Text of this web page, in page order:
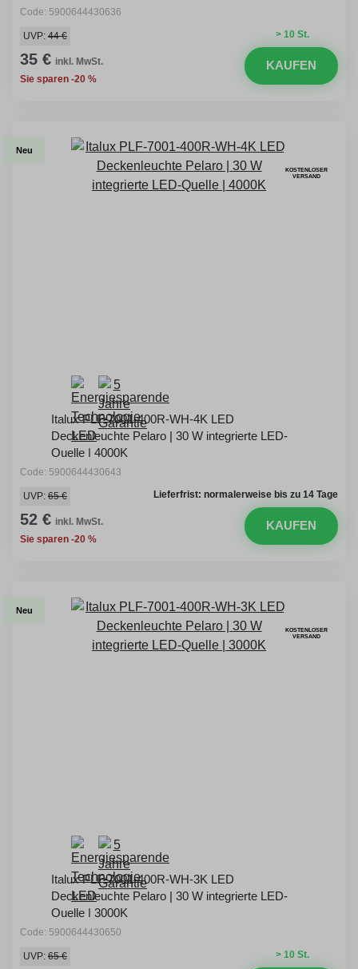
Code: 5900644430636
> 10 St.
UVP: 44 €
35 € inkl. MwSt.
Sie sparen -20 %
KAUFEN
Neu
KOSTENLOSER
VERSAND
Italux PLF-7001-400R-WH-4K LED
Deckenleuchte Pelaro | 30 W integrierte LED-
Quelle | 4000K
Code: 5900644430643
Lieferfrist: normalerweise bis zu 14 Tage
UVP: 65 €
52 € inkl. MwSt.
Sie sparen -20 %
KAUFEN
Neu
KOSTENLOSER
VERSAND
Italux PLF-7001-400R-WH-3K LED
Deckenleuchte Pelaro | 30 W integrierte LED-
Quelle | 3000K
Code: 5900644430650
> 10 St.
UVP: 65 €